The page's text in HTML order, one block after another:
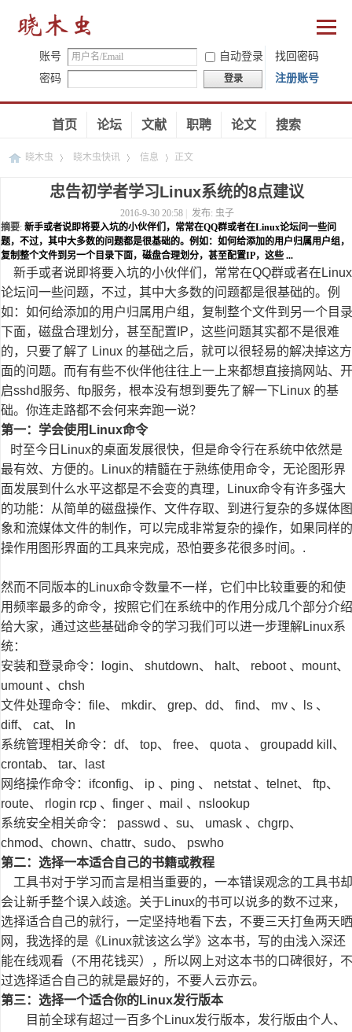
账号 自动登录
找回密码
密码
登录 注册账号
首页 论坛 文献 职聘 论文 搜索
晓木虫
›
晓木虫快讯
›
信息
›
正文
忠告初学者学习Linux系统的8点建议
2016-9-30 20:58 发布: 虫子
摘要: 新手或者说即将要入坑的小伙伴们，常常在QQ群或者在Linux论坛问一些问
题，不过，其中大多数的问题都是很基础的。例如：如何给添加的用户归属用户组，
复制整个文件到另一个目录下面，磁盘合理划分，甚至配置IP，这些 ...
新手或者说即将要入坑的小伙伴们，常常在QQ群或者在Linux
论坛问一些问题，不过，其中大多数的问题都是很基础的。例
如：如何给添加的用户归属用户组，复制整个文件到另一个目录
下面，磁盘合理划分，甚至配置IP，这些问题其实都不是很难
的，只要了解了 Linux 的基础之后，就可以很轻易的解决掉这方
面的问题。而有有些不伙伴他往往上一上来都想直接搞网站、开
启sshd服务、ftp服务，根本没有想到要先了解一下Linux 的基
础。你连走路都不会何来奔跑一说？
第一：学会使用Linux命令
时至今日Linux的桌面发展很快，但是命令行在系统中依然是
最有效、方便的。Linux的精髓在于熟练使用命令，无论图形界
面发展到什么水平这都是不会变的真理，Linux命令有许多强大
的功能：从简单的磁盘操作、文件存取、到进行复杂的多媒体图
象和流媒体文件的制作，可以完成非常复杂的操作，如果同样的
操作用图形界面的工具来完成，恐怕要多花很多时间。.
然而不同版本的Linux命令数量不一样，它们中比较重要的和使
用频率最多的命令，按照它们在系统中的作用分成几个部分介绍
给大家，通过这些基础命令的学习我们可以进一步理解Linux系
统：
安装和登录命令：login、 shutdown、 halt、 reboot 、mount、
umount 、chsh
文件处理命令：file、 mkdir、 grep、dd、 find、 mv 、ls 、
diff、 cat、 ln
系统管理相关命令：df、 top、 free、 quota 、 groupadd kill、
crontab、 tar、last
网络操作命令：ifconfig、 ip 、ping 、 netstat 、telnet、 ftp、
route、 rlogin rcp 、finger 、mail 、nslookup
系统安全相关命令： passwd 、su、 umask 、chgrp、
chmod、chown、chattr、sudo、 pswho
第二：选择一本适合自己的书籍或教程
工具书对于学习而言是相当重要的，一本错误观念的工具书却
会让新手整个误入歧途。关于Linux的书可以说多的数不过来，
选择适合自己的就行，一定坚持地看下去，不要三天打鱼两天晒
网，我选择的是《Linux就该这么学》这本书，写的由浅入深还
能在线观看（不用花钱买），所以网上对这本书的口碑很好，不
过选择适合自己的就是最好的，不要人云亦云。
第三：选择一个适合你的Linux发行版本
目前全球有超过一百多个Linux发行版本，发行版由个人、